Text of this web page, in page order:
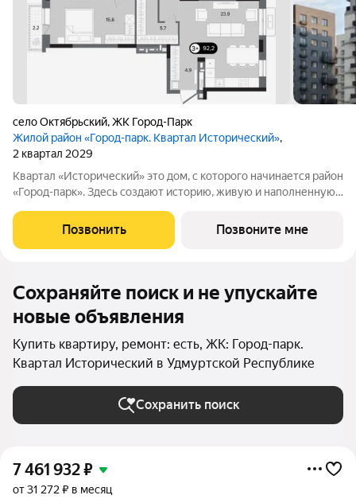
село Октябрьский,ЖК Город-Парк
Жилой район «Город-парк. Квартал Исторический»,
2 квартал 2029
Квартал «Исторический» это дом, с которого начинается район
«Город-парк». Здесь создают историю, живую и наполненную
от семи до десяти этажей и двух десятиэтажных башен,
выходящих на
Позвонить Позвоните мне
Сохраняйте поиск и не упускайте
новые объявления
Купить квартиру, ремонт: есть, ЖК: Город-парк.
Квартал Исторический в Удмуртской Республике
Сохранить поиск
7 461 932₽
от 31 272 ₽ в месяц